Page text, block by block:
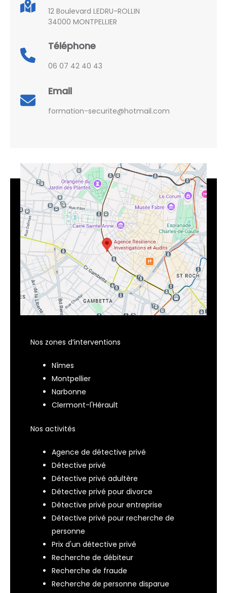
12 Boulevard LEDRU-ROLLIN
34000 MONTPELLIER
Téléphone
06 07 42 40 43
Email
formation-securite@hotmail.com
Nos zones d’interventions
Nîmes
Montpellier
Narbonne
Clermont-l'Hérault
Nos activités
Agence de détective privé
Détective privé
Détective privé adultère
Détective privé pour divorce
Détective privé pour entreprise
Détective privé pour recherche de
personne
Prix d'un détective privé
Recherche de débiteur
Recherche de fraude
Recherche de personne disparue